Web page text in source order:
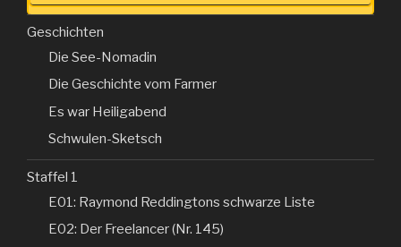
Geschichten
Die See-Nomadin
Die Geschichte vom Farmer
Es war Heiligabend
Schwulen-Sketsch
Staffel 1
E01: Raymond Reddingtons schwarze Liste
E02: Der Freelancer (Nr. 145)